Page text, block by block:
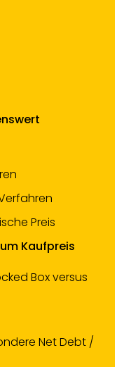
Preis
Kaufpreis
Box versus
Net Debt /